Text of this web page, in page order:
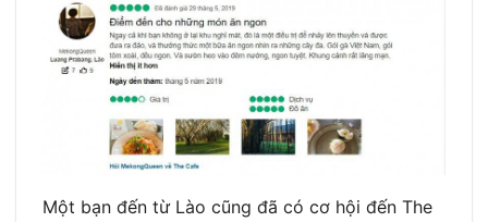
Một bạn đến từ Lào cũng đã có cơ hội đến The